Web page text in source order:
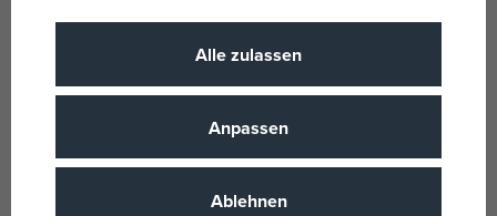
Stückzahl, Anzahl der Stücke
Alter von 6 Jahre
EANs 4005556105380
Alle zulassen
Anpassen
Ablehnen